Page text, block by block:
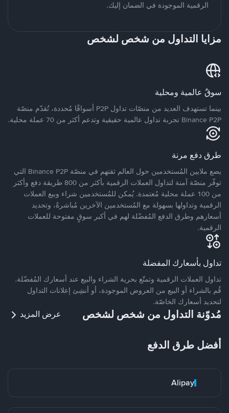
الرقمية الموجودة في الضمان إليك.
مزايا التداول من شخص لشخص
سوقٌ عالمية ومحلية
بينما تستهدف العديد من منصّات تداول P2P أسواقًا مُحددة، تُقدّم منصّة
Binance P2P تجربة تداول عالمية حقيقية وتدعم أكثر من 70 عملة محلية.
طرق دفع مرنة
يضع ملايين المُستخدمين حول العالم ثقتهم في منصّة Binance P2P التي
توفّر منصّة آمنة لتداول العملات الرقمية بأكثر من 800 طريقة دفع وأكثر
من 100 عملة محلية مُعتمدة. يُمكن للمُستخدمين شراء وبيع العملات
الرقمية وتداولها بسهولة مع المُستخدمين الآخرين مُباشرةً، وتحديد
أسعارهم وطرق الدفع المُفضّلة لهم في أكبر سوقٍ مفتوحة للعملات
الرقمية.
تداول بأسعارك المفضلة
تداول العملات الرقمية وتمتّع بحرية الشراء والبيع عند أسعارك المُفضّلة.
قُم بالشراء أو البيع من العروض الموجودة، أو أنشِئ إعلانات التداول
لتحديد أسعارك الخاصّة.
مُدوّنة التداول من شخص لشخص عرض المزيد
أفضل طرق الدفع
Alipay